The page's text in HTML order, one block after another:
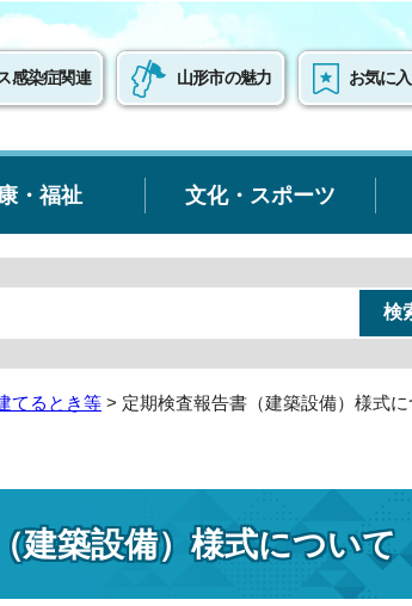
感染症関連 山形市の魅力 お気に
・福祉 文化・スポーツ
てるとき等 > 定期検査報告書（建築設備）様式に
建築設備）様式について